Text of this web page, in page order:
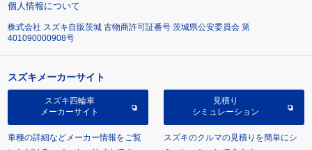
個人情報について
株式会社 スズキ自販茨城 古物商許可証番号 茨城県公安委員会 第
401090000908号
スズキメーカーサイト
スズキ四輪車
メーカーサイト
車種の詳細などメーカー情報をご覧
見積り
シミュレーション
スズキのクルマの見積りを簡単にシ